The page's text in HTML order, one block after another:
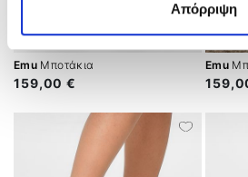
Απόρριψη
Emu Μποτάκια
159,00 €
Emu